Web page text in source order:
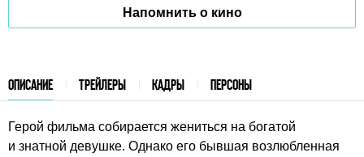
Напомнить о кино
ОПИСАНИЕ ТРЕЙЛЕРЫ КАДРЫ ПЕРСОНЫ
Герой фильма собирается жениться на богатой
и знатной девушке. Однако его бывшая возлюбленная